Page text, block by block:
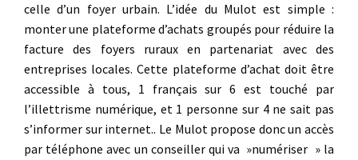
celle d’un foyer urbain. L’idée du Mulot est simple :
monter une plateforme d’achats groupés pour réduire la
facture des foyers ruraux en partenariat avec des
entreprises locales. Cette plateforme d’achat doit être
accessible à tous, 1 français sur 6 est touché par
l’illettrisme numérique, et 1 personne sur 4 ne sait pas
s’informer sur internet.. Le Mulot propose donc un accès
par téléphone avec un conseiller qui va »numériser » la